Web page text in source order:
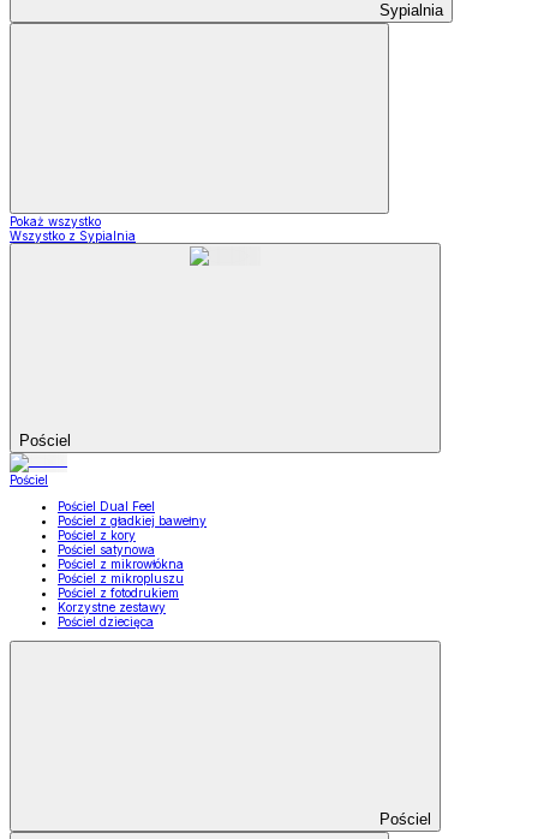
Sypialnia
Pokaż wszystko
Wszystko z Sypialnia
Pościel
Pościel
Pościel Dual Feel
Pościel z gładkiej bawełny
Pościel z kory
Pościel satynowa
Pościel z mikrowłókna
Pościel z mikropluszu
Pościel z fotodrukiem
Korzystne zestawy
Pościel dziecięca
Pościel